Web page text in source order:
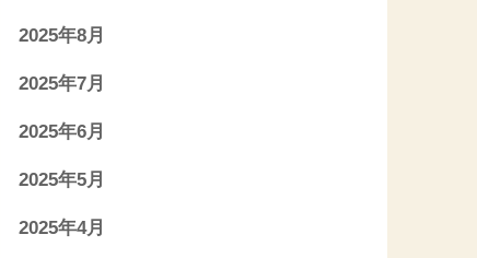
2025年8月
2025年7月
2025年6月
2025年5月
2025年4月